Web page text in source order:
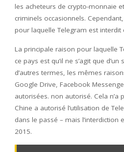
les acheteurs de crypto-monnaie
criminels occasionnels.
pour laquelle Telegram est interdit
La principale raison pour laquelle
ce pays est qu’il ne s’agit que d’un
d’autres termes, les mêmes
Google Drive, Facebook
autorisées. non autorisé. Cela n’a
Chine a autorisé l’utilisation de
dans le passé – mais l’interdiction
2015.